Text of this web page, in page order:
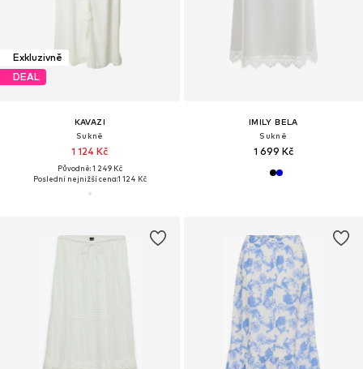
Exkluzivně
DEAL
KAVAZI
Sukně
1 124 Kč
Původně: 1 249 Kč
Poslední nejnižší cena:1 124 Kč
IMILY BELA
Sukně
1 699 Kč